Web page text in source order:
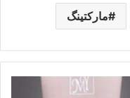
مارکتینگ